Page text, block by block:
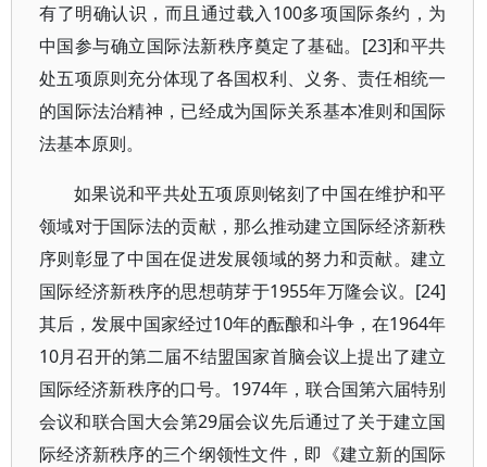
有了明确认识，而且通过载入100多项国际条约，为
中国参与确立国际法新秩序奠定了基础。[23]和平共
处五项原则充分体现了各国权利、义务、责任相统一
的国际法治精神，已经成为国际关系基本准则和国际
法基本原则。
如果说和平共处五项原则铭刻了中国在维护和平
领域对于国际法的贡献，那么推动建立国际经济新秩
序则彰显了中国在促进发展领域的努力和贡献。建立
国际经济新秩序的思想萌芽于1955年万隆会议。[24]
其后，发展中国家经过10年的酝酿和斗争，在1964年
10月召开的第二届不结盟国家首脑会议上提出了建立
国际经济新秩序的口号。1974年，联合国第六届特别
会议和联合国大会第29届会议先后通过了关于建立国
际经济新秩序的三个纲领性文件，即《建立新的国际